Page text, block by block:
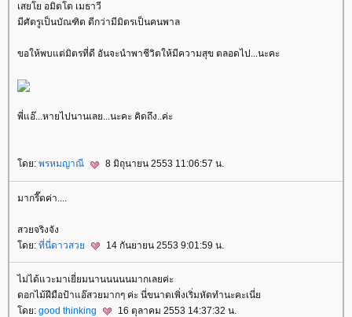
เสยโย อมิตโต เมธาวี
มีศัตรูเป็นบัณฑิต ดีกว่ามีมิตรเป็นคนพาล
ขอให้พบแต่มิตรที่ดี อันจะนำพาชีวิตให้มีความสุข ตลอดไป...นะคะ
พี่แอ๊...หายไปนานเลย...นะคะ คิดถึง..ค่ะ
ดย: พรหมญาณี 8 มิถุนายน 2553 11:06:57 น.
มากรี๊ดค่า....
สวยจริงจัง
ดย: ที่นี่ดาวสว 14 กันยายน 2553 9:01:59 น.
ไม่ได้แวะมาเยี่ยมนานนนนนมากเลยค่ะ
ดอกไม้ฝีมือป้าแอ๊สวยมากๆ ค่ะ นี่ขนาดเพิ่งเริ่มหัดทำนะคะเนี่
ดย: good thinking 16 ตุลาคม 2553 14:37:32 น.